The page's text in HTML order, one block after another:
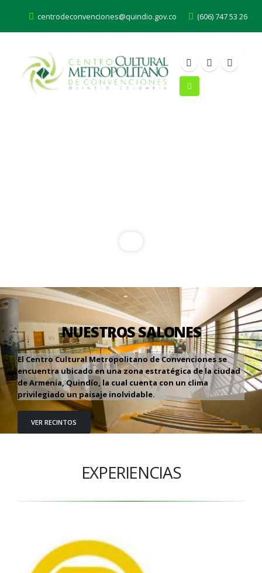
centrodeconvenciones@quindio.gov.co (606) 747 53 26
NUESTROS SALONES
El Centro Cultural Metropolitano de Convenciones se
encuentra ubicado en una zona estratégica de la ciudad
de Armenia, Quindío, la cual cuenta con un clima
privilegiado un paisaje inolvidable.
VER RECINTOS
EXPERIENCIAS